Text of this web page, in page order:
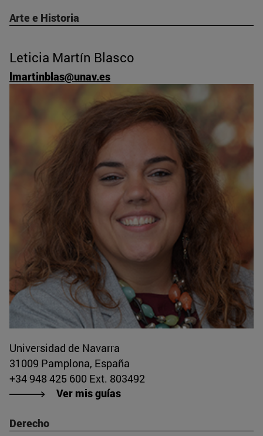
Arte e Historia
Leticia Martín Blasco
lmartinblas@unav.es
Universidad de Navarra
31009 Pamplona, España
+34 948 425 600 Ext. 803492
Ver mis guías
Derecho